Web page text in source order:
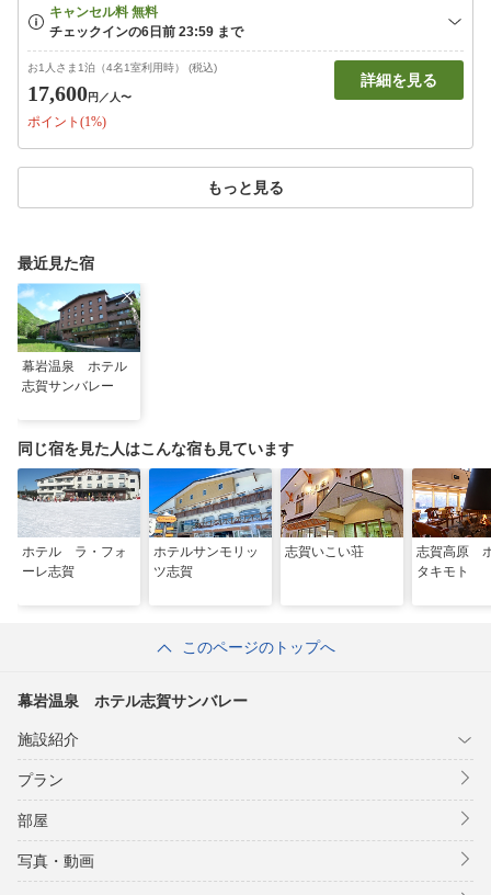
お1人さま1泊（4名1室利用時） (税込)
17,600円 ／人〜
ポイント(1%)
詳細を見る
もっと見る
最近見た宿
幕岩温泉 ホテル
志賀サンバレー
同じ宿を見た人はこんな宿も見ています
ホテル ラ・フォ
ーレ志賀
ホテルサンモリッ
ツ志賀
志賀いこい荘
志賀高原
タキモト
このページのトップへ
幕岩温泉 ホテル志賀サンバレー
施設紹介
プラン
部屋
写真・動画